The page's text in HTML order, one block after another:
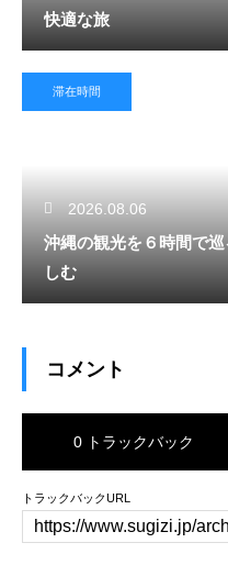
快適な旅
滞在時間
2026.08.06
沖縄の観光を６時間で
しむ
コメント
0 トラックバック
トラックバックURL